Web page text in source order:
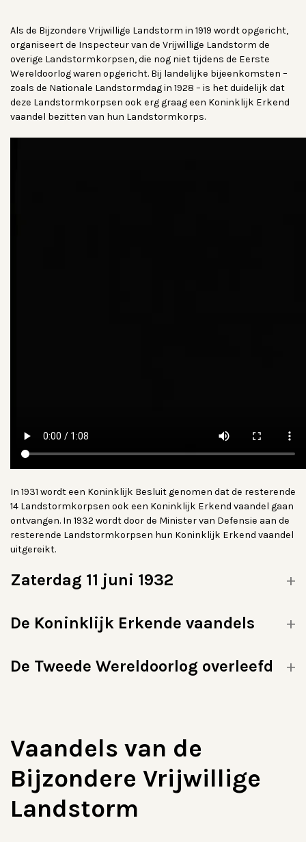
Als de Bijzondere Vrijwillige Landstorm in 1919 wordt opgericht,
organiseert de Inspecteur van de Vrijwillige Landstorm de
overige Landstormkorpsen, die nog niet tijdens de Eerste
Wereldoorlog waren opgericht. Bij landelijke bijeenkomsten –
zoals de Nationale Landstormdag in 1928 – is het duidelijk dat
deze Landstormkorpsen ook erg graag een Koninklijk Erkend
vaandel bezitten van hun Landstormkorps.
In 1931 wordt een Koninklijk Besluit genomen dat de resterende
14 Landstormkorpsen ook een Koninklijk Erkend vaandel gaan
ontvangen. In 1932 wordt door de Minister van Defensie aan de
resterende Landstormkorpsen hun Koninklijk Erkend vaandel
uitgereikt.
Zaterdag 11 juni 1932
De Koninklijk Erkende vaandels
De Tweede Wereldoorlog overleefd
Vaandels van de
Bijzondere Vrijwillige
Landstorm